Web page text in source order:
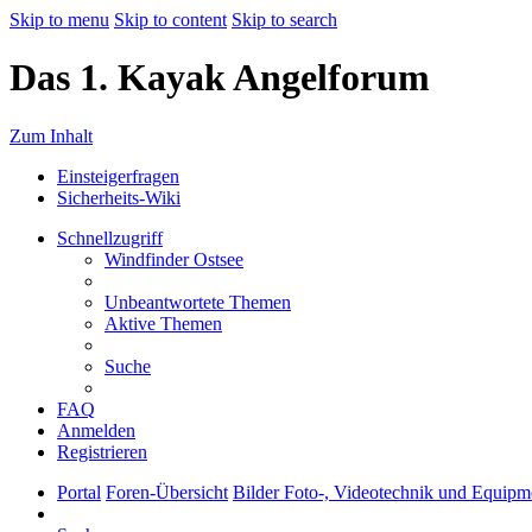
Skip to menu Skip to content Skip to search
Das 1. Kayak Angelforum
Zum Inhalt
Einsteigerfragen
Sicherheits-Wiki
Schnellzugriff
Windfinder Ostsee
Unbeantwortete Themen
Aktive Themen
Suche
FAQ
Anmelden
Registrieren
Portal Foren-Übersicht BilderFoto-, Videotechnik und